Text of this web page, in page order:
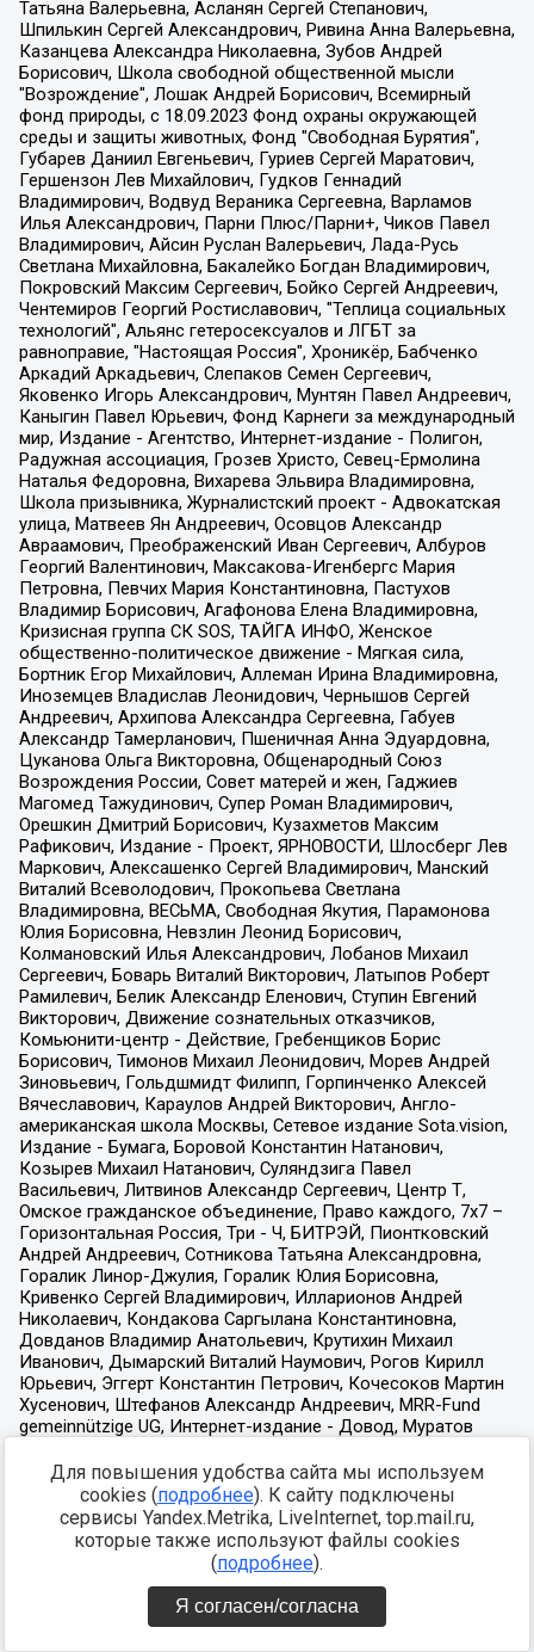
Для повышения удобства сайта мы используем
cookies (подробнее). К сайту подключены
сервисы Yandex.Metrika, LiveInternet, top.mail.ru,
которые также используют файлы cookies
(подробнее).
Я согласен/согласна